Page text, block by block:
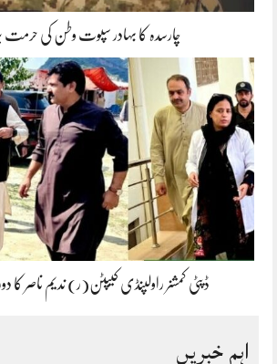
چارسدہ کا بہادر سپوت وطن کی حرمت
ڈپٹی کمشنر راولپنڈی کیپٹن(ر) ندیم ناصر کا
اہم خبریں